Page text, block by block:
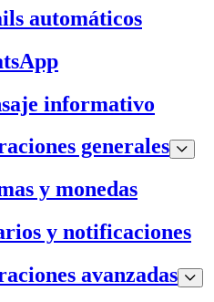
automáticos
informativo
generales
y monedas
y notificaciones
avanzadas